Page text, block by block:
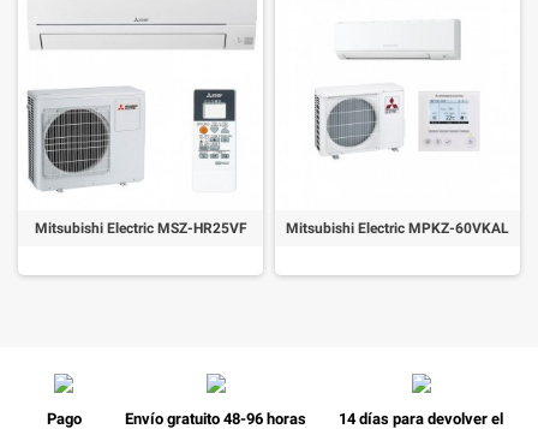
Mitsubishi Electric MSZ-HR25VF Mitsubishi Electric MPKZ-60VKAL
Pago
Envío gratuito 48-96 horas
14 días para devolver el